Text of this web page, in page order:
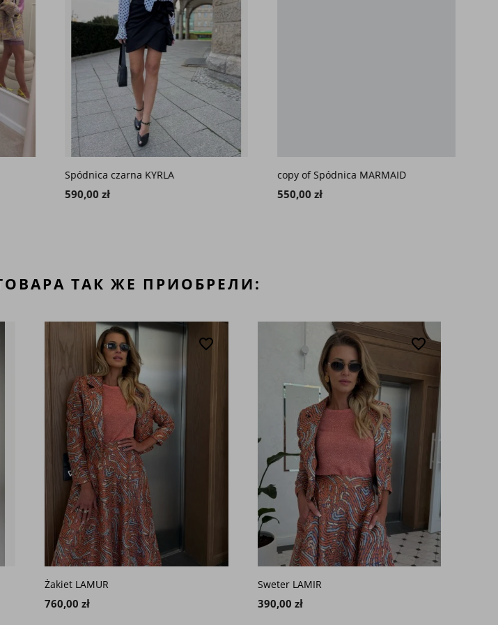
Spódnica czarna KYRLA
590,00 zł
copy of Spódnica MARMAID
550,00 zł
ТАК ЖЕ ПРИОБРЕЛИ:
favorite_border
Żakiet LAMUR
760,00 zł
favorite_border
Sweter LAMIR
390,00 zł